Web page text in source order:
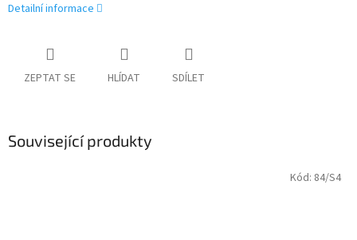
Detailní informace
ZEPTAT SE HLÍDAT SDÍLET
Související produkty
Kód: 84/S4